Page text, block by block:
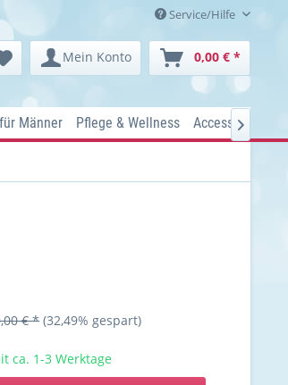
Service/Hilfe
Mein Konto 0,00 € *
für Männer Pflege & Wellness Accessoires

€ * (32,49% gespart)
ca. 1-3 Werktage